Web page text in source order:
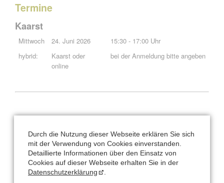
Termine
Kaarst
Mittwoch 24. Juni 2026
15:30 - 17:00 Uhr
hybrid:
Kaarst oder
online
bei der Anmeldung bitte angeben
Konditionen:
Kursgebühr für 90 Minuten: 55 €
ab 4 Teilnehmer
Vorkenntnisse ausBasis-Workshopoder Vergleichbarem
erforderlich.
Durch die Nutzung dieser Webseite erklären Sie sich
mit der Verwendung von Cookies einverstanden.
Detaillierte Informationen über den Einsatz von
Cookies auf dieser Webseite erhalten Sie in der
Datenschutzerklärung